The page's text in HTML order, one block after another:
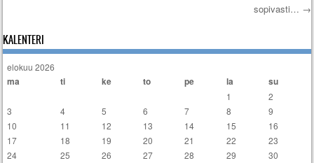
sopivasti… →
KALENTERI
elokuu 2026
ma ti ke to pe la su
1
2
3
4 5 6 7 8
9
10
11 12 13 14 15
16
17
18 19 20 21 22
23
24
25 26 27 28 29
30